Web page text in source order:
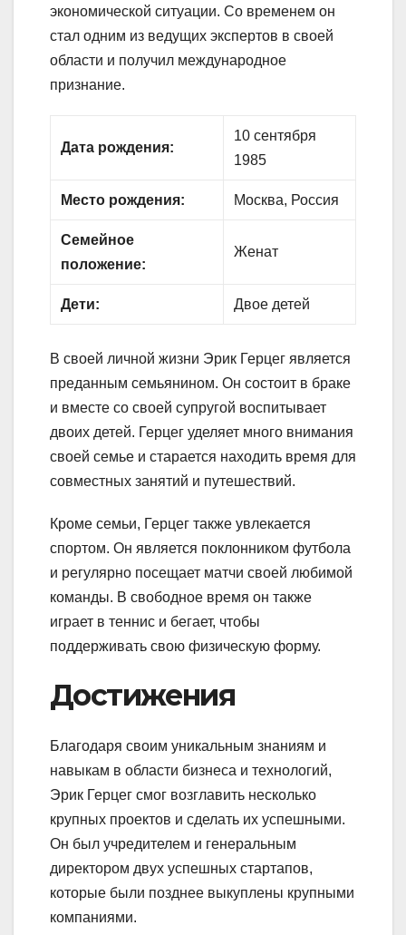
экономической ситуации. Со временем он
стал одним из ведущих экспертов в своей
области и получил международное
признание.
Дата рождения:
10 сентября
1985
Место рождения: Москва, Россия
Семейное
положение:
Женат
Дети: Двое детей
В своей личной жизни Эрик Герцег является
преданным семьянином. Он состоит в браке
и вместе со своей супругой воспитывает
двоих детей. Герцег уделяет много внимания
своей семье и старается находить время для
совместных занятий и путешествий.
Кроме семьи, Герцег также увлекается
спортом. Он является поклонником футбола
и регулярно посещает матчи своей любимой
команды. В свободное время он также
играет в теннис и бегает, чтобы
поддерживать свою физическую форму.
Достижения
Благодаря своим уникальным знаниям и
навыкам в области бизнеса и технологий,
Эрик Герцег смог возглавить несколько
крупных проектов и сделать их успешными.
Он был учредителем и генеральным
директором двух успешных стартапов,
которые были позднее выкуплены крупными
компаниями.